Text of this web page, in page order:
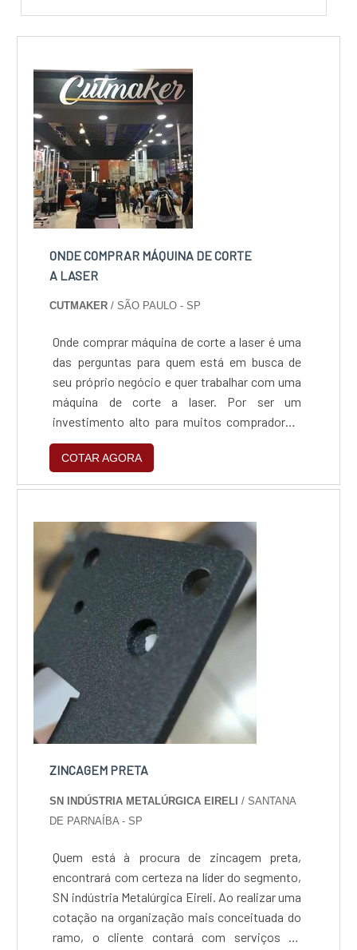
ONDE COMPRAR MÁQUINA DE CORTE
A LASER
CUTMAKER/ SÃO PAULO - SP
Onde comprar máquina de corte a laser é uma
das perguntas para quem está em busca de
seu próprio negócio e quer trabalhar com uma
máquina de corte a laser. Por ser um
investimento alto para muitos compradores,
adquirir seu equipamento pode ser uma tarefa
difícil, principalmente em achar um fornecedor
que apresente confiança e
materialPor ser um equipamento em alta,
existem muitos fornecedores de má...
COTAR AGORA
ZINCAGEM PRETA
SN INDÚSTRIA METALÚRGICA EIRELI/ SANTANA
DE PARNAÍBA - SP
Quem está à procura de zincagem preta,
encontrará com certeza na líder do segmento,
SN indústria Metalúrgica Eireli. Ao realizar uma
cotação na organização mais conceituada do
ramo, o cliente contará com serviços de